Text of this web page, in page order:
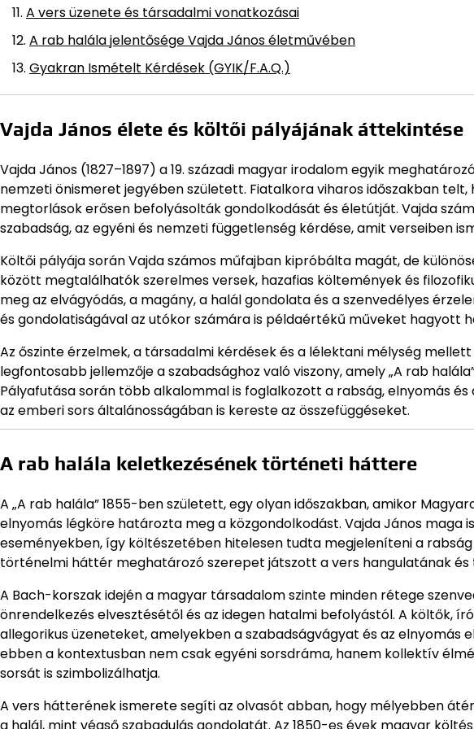
A vers üzenete és társadalmi vonatkozásai
A rab halála jelentősége Vajda János életművében
Gyakran Ismételt Kérdések (GYIK/F.A.Q.)
Vajda János élete és költői pályájának áttekintése
Vajda János (1827–1897) a 19. századi magyar irodalom egyik
nemzeti önismeret jegyében született. Fiatalkora viharos időszakban telt,
megtorlások erősen befolyásolták gondolkodását és életútját. Vajda
szabadság, az egyéni és nemzeti függetlenség kérdése, amit verseiben
Költői pályája során Vajda számos műfajban kipróbálta magát, de
között megtalálhatók szerelmes versek, hazafias költemények és
meg az elvágyódás, a magány, a halál gondolata és a szenvedélyes
és gondolatiságával az utókor számára is példaértékű műveket hagyott
Az őszinte érzelmek, a társadalmi kérdések és a lélektani mélység
legfontosabb jellemzője a szabadsághoz való viszony, amely „A rab
Pályafutása során több alkalommal is foglalkozott a rabság, elnyomás
az emberi sors általánosságában is kereste az összefüggéseket.
A rab halála keletkezésének történeti háttere
A „A rab halála” 1855-ben született, egy olyan időszakban, amikor
elnyomás légköre határozta meg a közgondolkodást. Vajda János maga
eseményekben, így költészetében hitelesen tudta megjeleníteni a
történelmi háttér meghatározó szerepet játszott a vers hangulatának és
A Bach-korszak idején a magyar társadalom szinte minden rétege
önrendelkezés elvesztésétől és az idegen hatalmi befolyástól. A költők,
allegorikus üzeneteket, amelyekben a szabadságvágyat és az elnyomás
ebben a kontextusban nem csak egyéni sorsdráma, hanem kollektív
sorsát is szimbolizálhatja.
A vers hátterének ismerete segíti az olvasót abban, hogy mélyebben
a halál, mint végső szabadulás gondolatát. Az 1850-es évek magyar